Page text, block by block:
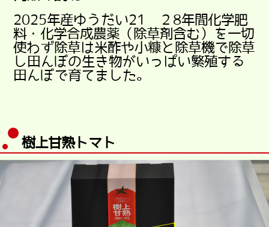
2025年産ゆうだい21 ２8年間化学肥
料・化学合成農薬（除草剤含む）を一切
使わず除草は米酢や小糠と除草機で除草
し田んぼの生き物がいっぱい繁殖する
田んぼで育てました。
樹上甘熟トマト